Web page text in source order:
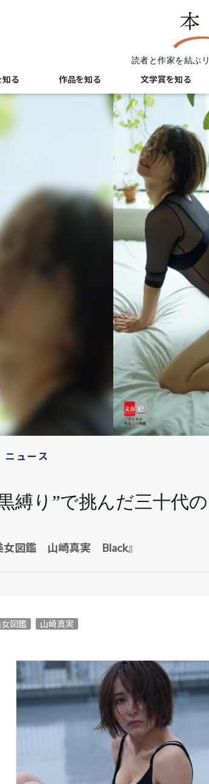
読者と作家を結ぶ
知る 作品を知る 文学賞を知る
ニュース
縛り”で挑んだ三十代
女図鑑 山崎真実 Black』
図鑑 山崎真実